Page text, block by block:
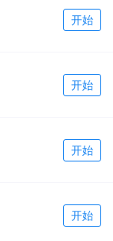
开始
开始
开始
开始